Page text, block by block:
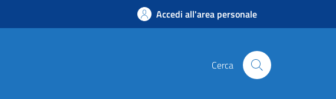
Accedi all'area personale
Cerca